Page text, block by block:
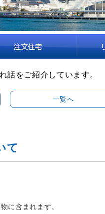
話をご紹介しています。
一覧へ
て
に含まれます。